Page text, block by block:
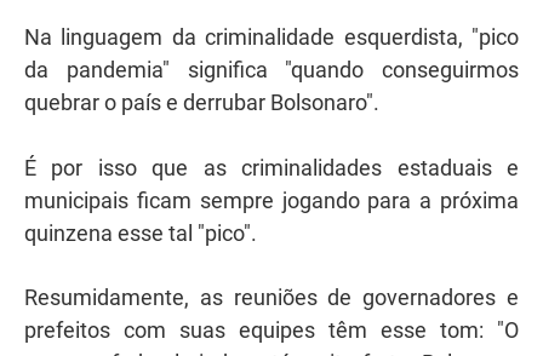
Na linguagem da criminalidade esquerdista, "pico
da pandemia" significa "quando conseguirmos
quebrar o país e derrubar Bolsonaro".
É por isso que as criminalidades estaduais e
municipais ficam sempre jogando para a próxima
quinzena esse tal "pico".
Resumidamente, as reuniões de governadores e
prefeitos com suas equipes têm esse tom: "O